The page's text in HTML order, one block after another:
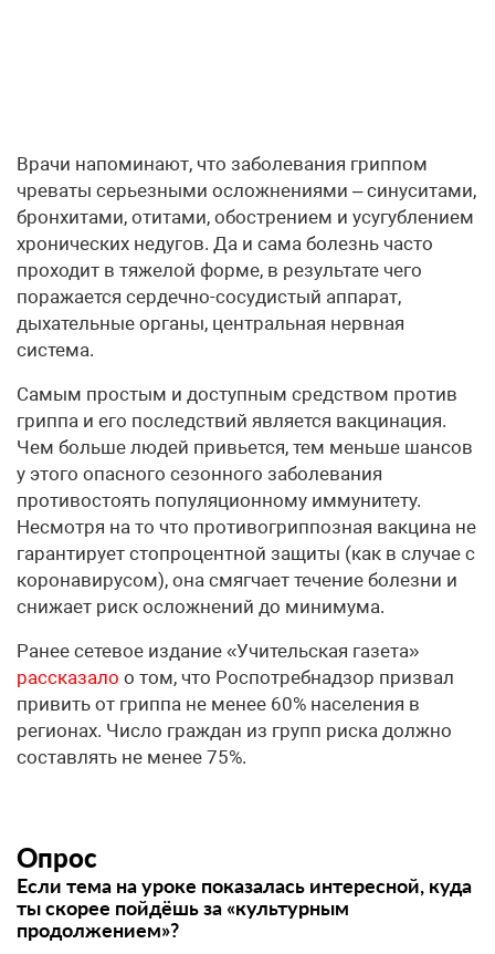
Врачи напоминают, что заболевания гриппом
чреваты серьезными осложнениями – синуситами,
бронхитами, отитами, обострением и усугублением
хронических недугов. Да и сама болезнь часто
проходит в тяжелой форме, в результате чего
поражается сердечно-сосудистый аппарат,
дыхательные органы, центральная нервная
система.
Самым простым и доступным средством против
гриппа и его последствий является вакцинация.
Чем больше людей привьется, тем меньше шансов
у этого опасного сезонного заболевания
противостоять популяционному иммунитету.
Несмотря на то что противогриппозная вакцина не
гарантирует стопроцентной защиты (как в случае с
коронавирусом), она смягчает течение болезни и
снижает риск осложнений до минимума.
Ранее сетевое издание «Учительская газета»
рассказало о том, что Роспотребнадзор призвал
привить от гриппа не менее 60% населения в
регионах. Число граждан из групп риска должно
составлять не менее 75%.
Опрос
Если тема на уроке показалась интересной, куда
ты скорее пойдёшь за «культурным
продолжением»?